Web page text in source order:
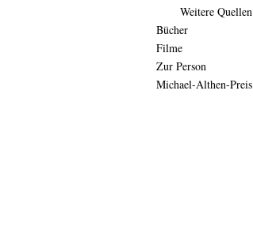
Weitere Quellen
Bücher
Filme
Zur Person
Michael-Althen-Preis